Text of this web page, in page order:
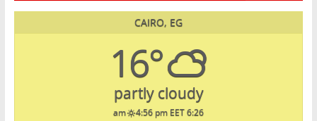
CAIRO, EG
16°
partly cloudy
6:26 am
4:56 pm EET